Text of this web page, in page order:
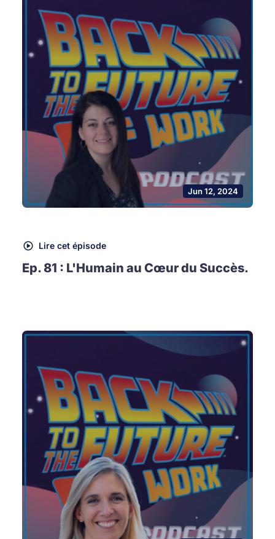
Jun 12, 2024
Lire cet épisode
Ep. 81 : L'Humain au Cœur du Succès.